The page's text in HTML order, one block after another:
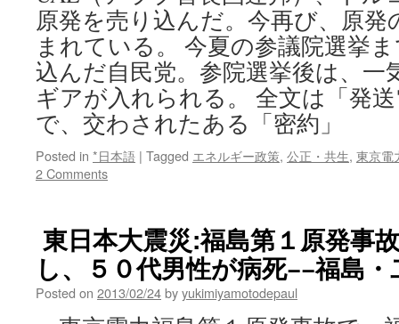
原発を売り込んだ。今再び、原発
まれている。 今夏の参議院選挙
込んだ自民党。参院選挙後は、一
ギアが入れられる。 全文は「発
で、交わされたある「密約」
Posted in *日本語 | Tagged エネルギー政策, 公正・共生, 東京電
2 Comments
東日本大震災:福島第１原発事
し、５０代男性が病死−−福島
Posted on 2013/02/24byyukimiyamotodepaul